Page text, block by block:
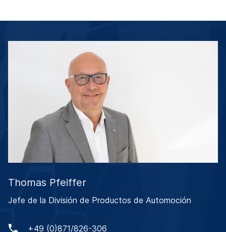
Thomas Pfeiffer
Jefe de la División de Productos de Automoción
+49 (0)871/826-306